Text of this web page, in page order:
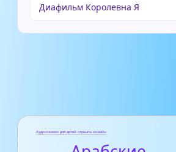
Диафильм Королевна Я
Аудиосказки для детей слушать онлайн